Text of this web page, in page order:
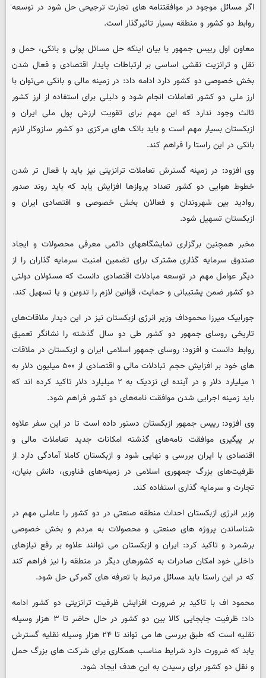
اگر مسائل موجود در موافقتنامه های تجارت ترجیحی حل شود در توسعه
روابط دو کشور و منطقه بسیار تاثیرگذار است.
معاون اول رییس جمهور با بیان اینکه حل مسائل پولی و بانکی، حمل و
نقل و ترانزیت نقشی اساسی بر ارتباطات پایدار اقتصادی و فعال شدن
بخش خصوصی دو کشور دارد ادامه داد: در زمینه مالی و بانکی می‌توان با
ارز ملی دو کشور تعاملات انجام شود و دلیلی برای استفاده از ارز کشور
ثالث وجود ندارد که این مهم برای تقویت ارزش پول ملی ایران و
ازبکستان بسیار مهم است و باید بانک های مرکزی دو کشور سازوکار لازم
بانکی در این راستا را فراهم کند.
وی افزود: در زمینه گسترش تعاملات ترانزیتی نیز باید با فعال تر شدن
خطوط هوایی دو کشور تعداد پروازها افزایش یابد که باید روند صدور
روادید بین شهروندان و فعالان بخش خصوصی و اقتصادی ایران و
ازبکستان تسهیل شود.
مخبر همچنین برگزاری نمایشگاههای دائمی معرفی محصولات و ایجاد
صندوق سرمایه گذاری مشترک برای تضمین امنیت سرمایه گذاران را از
دیگر عوامل مهم در توسعه مبادلات اقتصادی دانست که مسئولان دولتی
دو کشور ضمن پشتیبانی و حمایت، قوانین لازم را تدوین و یا تسهیل کند.
جورابیک میرزا محموداف وزیر انرژی ازبکستان نیز در این دیدار ملاقات‌های
تاریخی روسای جمهور دو کشور طی دو سال گذشته را نشانگر تعمیق
روابط دانست و افزود: روسای جمهور اسلامی ایران و ازبکستان در ملاقات
های خود بر افزایش حجم تبادلات مالی و اقتصادی از ۵۰۰ میلیون دلار به
۱ میلیارد دلار و در آینده ای نزدیک به ۲ میلیارد دلار تاکید کرده اند که
باید زمینه اجرایی شدن موافقت نامه‌های دو کشور فراهم شود.
وی افزود: رییس جمهور ازبکستان دستور داده است تا در این سفر علاوه
بر پیگیری موافقت نامه‌های گذشته امکانات جدید تعاملات مالی و
اقتصادی با ایران بررسی و نهایی شود و ازبکستان کاملا آمادگی دارد از
ظرفیت‌های بزرگ جمهوری اسلامی در زمینه‌های فناوری، دانش بنیان،
تجارت و سرمایه گذاری استفاده کند.
وزیر انرژی ازبکستان احداث منطقه صنعتی در دو کشور را عاملی مهم در
شناساندن پروژه های صنعتی و محصولات به مردم و بخش خصوصی
برشمرد و تاکید کرد: ایران و ازبکستان می توانند علاوه بر رفع نیازهای
داخلی خود امکان صادرات به کشورهای دیگر در منطقه را نیز فراهم کند
که در این راستا باید مسائل مرتبط با تعرفه های گمرکی حل شود.
محمود اف با تاکید بر ضرورت افزایش ظرفیت ترانزیتی دو کشور ادامه
داد: ظرفیت جابجایی کالا بین دو کشور در حال حاضر تا ۳ هزار وسیله
نقلیه است که طبق بررسی ها می تواند تا ۲۴ هزار وسیله نقلیه گسترش
یابد که ضرورت دارد شرایط مناسب همکاری برای شرکت های بزرگ حمل
و نقل دو کشور برای رسیدن به این هدف ایجاد شود.